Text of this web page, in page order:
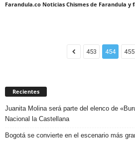
Farandula.co Noticias Chismes de Farandula y
453 454 455
Recientes
Juanita Molina será parte del elenco de
Nacional la Castellana
Bogotá se convierte en el escenario más